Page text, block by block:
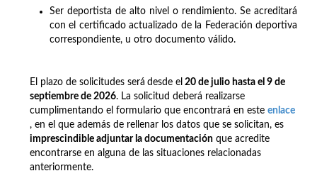
Ser deportista de alto nivel o rendimiento. Se acreditará
con el certificado actualizado de la Federación deportiva
correspondiente, u otro documento válido.
El plazo de solicitudes será desde el 20 de julio hasta el 9 de
septiembre de 2026. La solicitud deberá realizarse
cumplimentando el formulario que encontrará en este enlace
, en el que además de rellenar los datos que se solicitan, es
imprescindible adjuntar la documentación que acredite
encontrarse en alguna de las situaciones relacionadas
anteriormente.